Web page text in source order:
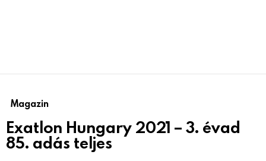
Magazin
Exatlon Hungary 2021 – 3. évad
85. adás teljes